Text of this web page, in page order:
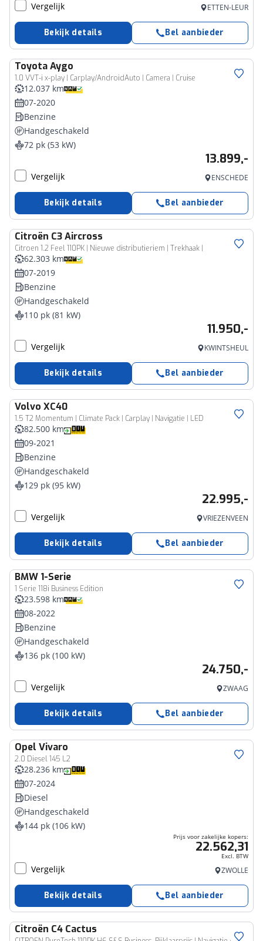
Vergelijk ETTEN-LEUR
Bekijk details Bel aanbieder
ToyotaAygo
1.0 VVT-i x-play | Carplay/AndroidAuto | Camera | Cruise
12.037 km
07-2020
Benzine
Handgeschakeld
72 pk (53 kW)
13.899,-
Vergelijk ENSCHEDE
Bekijk details Bel aanbieder
Citroën C3 Aircross
Citroen 1.2 Feel 110PK | Nieuwe distributieriem | Trekhaak |
62.303 km
07-2019
Benzine
Handgeschakeld
110 pk (81 kW)
11.950,-
Vergelijk KWINTSHEUL
Bekijk details Bel aanbieder
Volvo XC40
1.5 T2 Momentum | Climate Pack | Carplay | Navigatie | LED
82.500 km
09-2021
Benzine
Handgeschakeld
129 pk (95 kW)
22.995,-
Vergelijk VRIEZENVEEN
Bekijk details Bel aanbieder
BMW 1-Serie
1 Serie 118i Business Edition
23.598 km
08-2022
Benzine
Handgeschakeld
136 pk (100 kW)
24.750,-
Vergelijk ZWAAG
Bekijk details Bel aanbieder
Opel Vivaro
2.0 Diesel 145 L2
Bedrijfswagen
28.236 km
07-2024
Diesel
Handgeschakeld
144 pk (106 kW)
Prijs voor zakelijke kopers:
22.562,31
Excl. BTW
Vergelijk ZWOLLE
Bekijk details Bel aanbieder
Citroën C4 Cactus